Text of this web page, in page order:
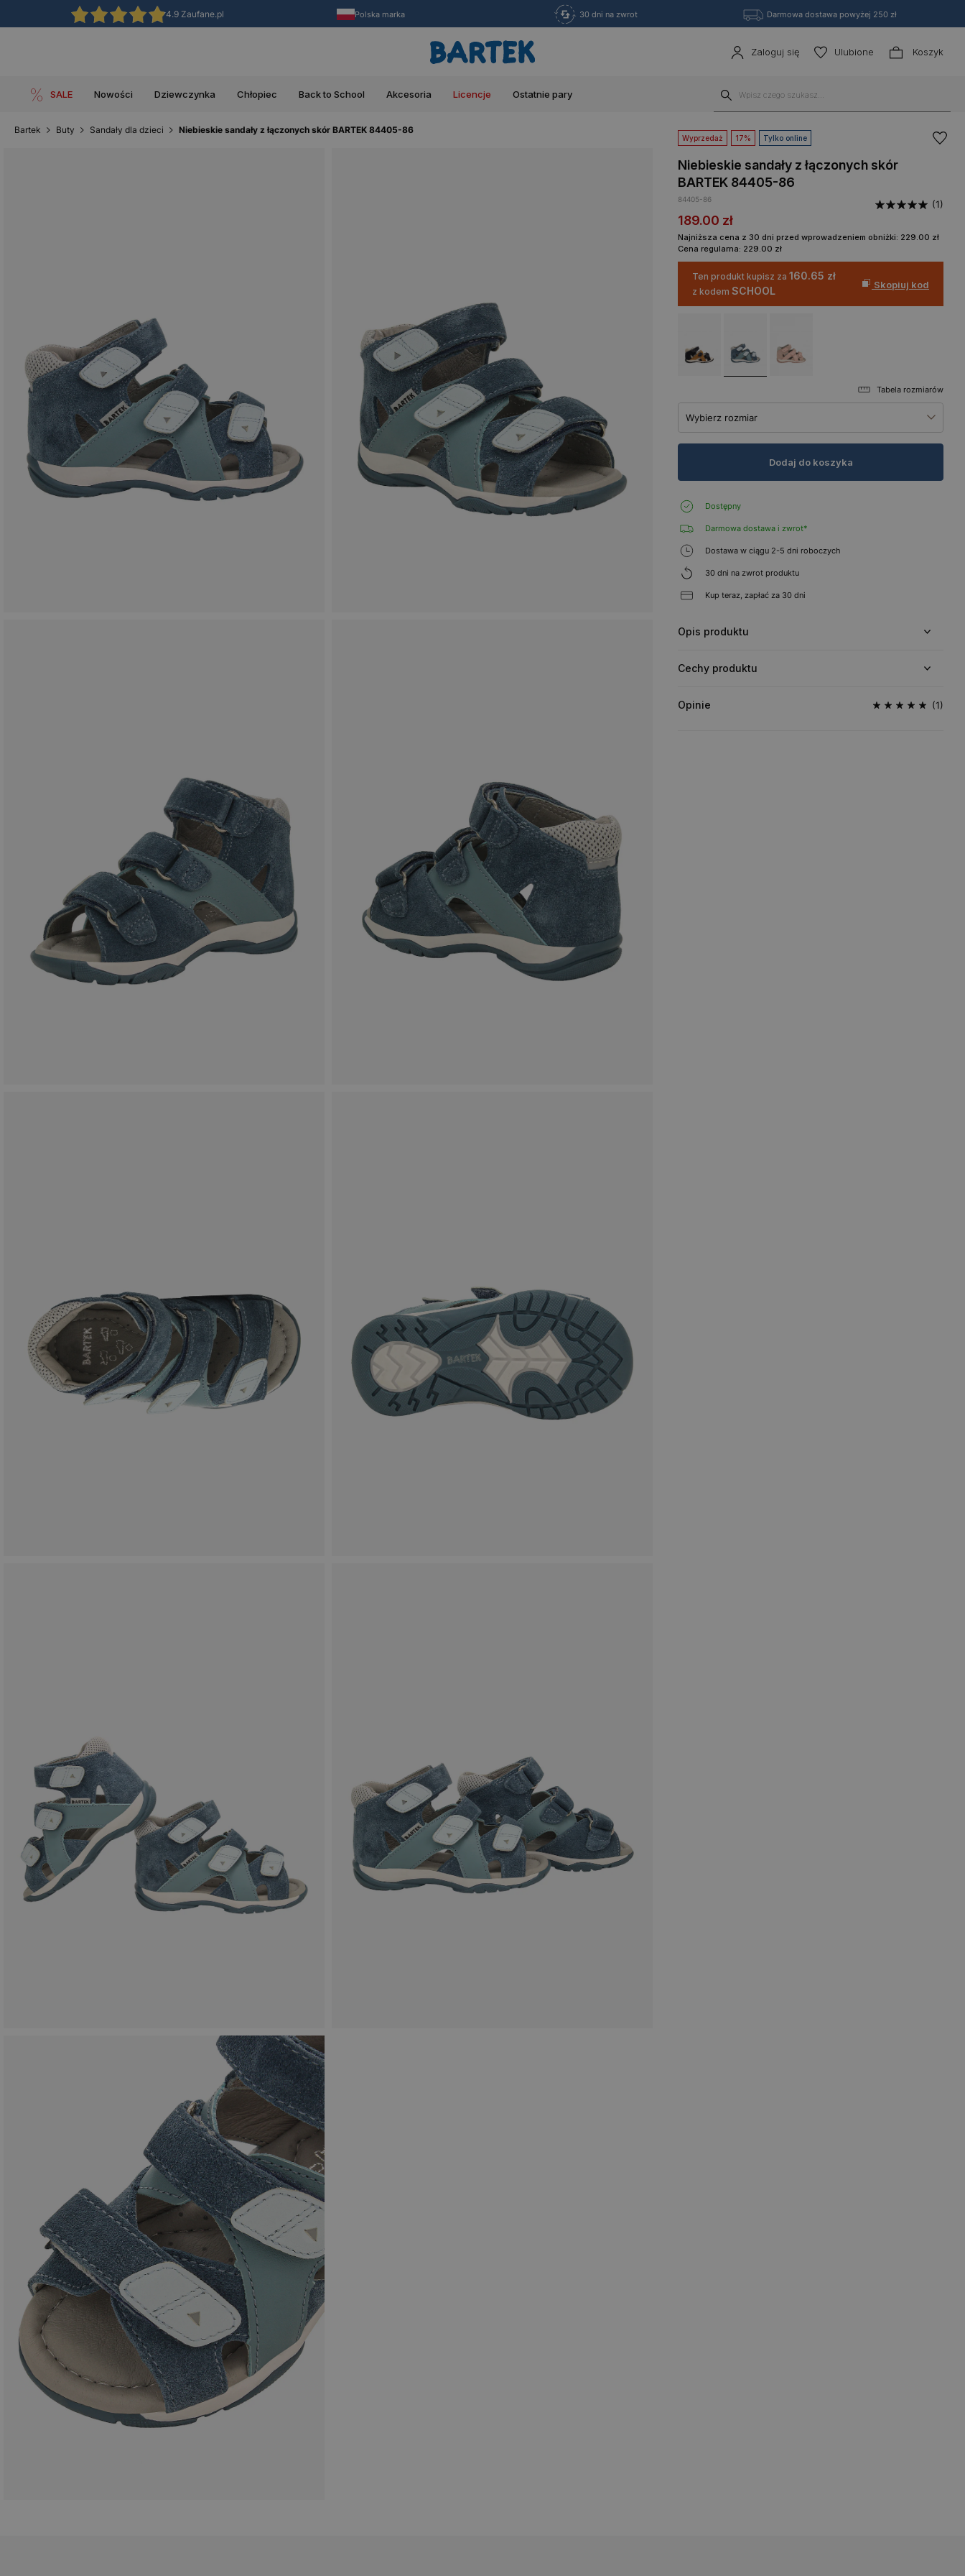
4.9 Zaufane.pl Polska marka 30 dni na zwrot Darmowa dostawa powyżej 250 zł
Zaloguj się Ulubione Koszyk
SALE Nowości Dziewczynka Chłopiec Back to School Akcesoria Licencje Ostatnie pary
Bartek Buty Sandały dla dzieci Niebieskie sandały z łączonych skór BARTEK 84405-86
Wyprzedaż 17% Tylko online
Niebieskie sandały z łączonych skór
BARTEK 84405-86
84405-86 (1)
189.00 zł
Najniższa cena z 30 dni przed wprowadzeniem obniżki: 229.00 zł
Cena regularna: 229.00 zł
Ten produkt kupisz za 160.65 zł
z kodem SCHOOL Skopiuj kod
Tabela rozmiarów
Wybierz rozmiar
Dodaj do koszyka
Dostępny
Darmowa dostawa i zwrot*
Dostawa w ciągu 2-5 dni roboczych
30 dni na zwrot produktu
Kup teraz, zapłać za 30 dni
Opis produktu
Cechy produktu
Opinie (1)